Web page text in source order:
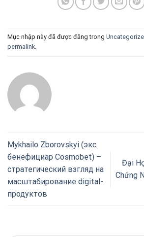
Mục nhập này đã được đăng trong
permalink.
Mykhailo Zborovskyi (экс
бенефициар Cosmobet) –
стратегический взгляд на
масштабирование digital-
продуктов
Đại
Chứng